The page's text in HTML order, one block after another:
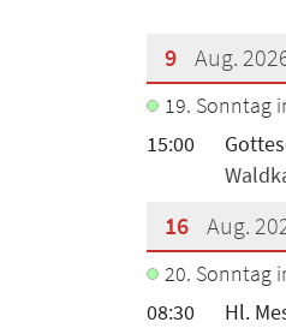
9 Aug.
19. Sonntag
15:00
16 Aug.
20. Sonntag
08:30
Hl.